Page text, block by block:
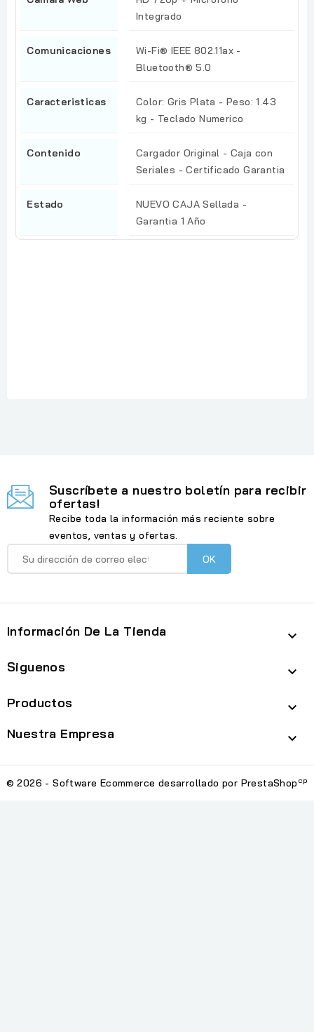
Integrado
Comunicaciones
Wi-Fi® IEEE 802.11ax -
Bluetooth® 5.0
Caracteristicas
Color: Gris Plata - Peso: 1.43
kg - Teclado Numerico
Contenido
Cargador Original - Caja con
Seriales - Certificado Garantia
Estado
NUEVO CAJA Sellada -
Garantia 1 Año
Suscríbete a nuestro boletín para recibir
ofertas!
Recibe toda la información más reciente sobre
eventos, ventas y ofertas.
Información De La Tienda 
Siguenos 
Productos 
Nuestra Empresa 
© 2026 - Software Ecommerce desarrollado por PrestaShop cp